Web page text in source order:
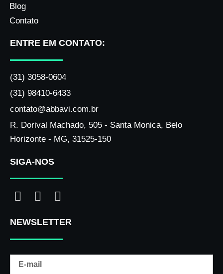
Blog
Contato
ENTRE EM CONTATO:
(31) 3058-0604
(31) 98410-6433
contato@abbavi.com.br
R. Dorival Machado, 505 - Santa Monica, Belo
Horizonte - MG, 31525-150
SIGA-NOS
I
s
t
a
g
F
c
e
b
o
L
n
k
e
NEWSLETTER